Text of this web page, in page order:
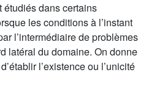
étudiés dans certains
les conditions à l’instant
l’intermédiaire de problèmes
latéral du domaine. On donne
l’existence ou l’unicité